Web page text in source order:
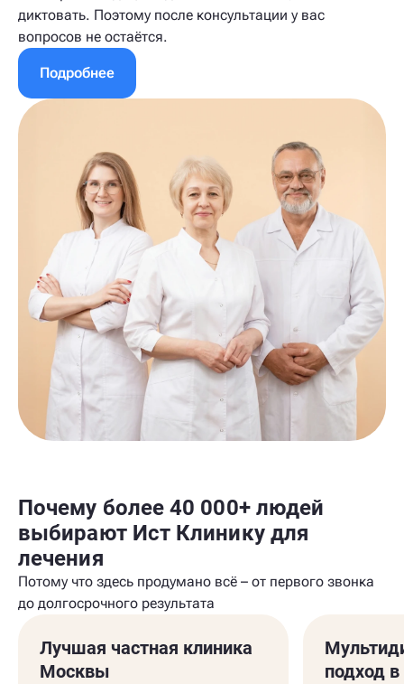
диктовать. Поэтому после консультации у вас
вопросов не остаётся.
Подробнее
Почему более 40 000+ людей
выбирают Ист Клинику для
лечения
Потому что здесь продумано всё – от первого звонка
до долгосрочного результата
Лучшая частная клиника
Москвы
подход